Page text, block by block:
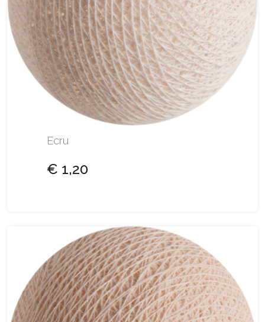
Ecru
€ 1,20